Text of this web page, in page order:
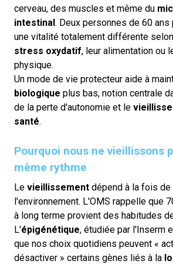
cerveau, des muscles et même du
intestinal. Deux personnes de 60
une vitalité totalement différente
stress oxydatif, leur alimentation ou
physique.
Un mode de vie protecteur aide à
biologique plus bas, notion centrale
de la perte d'autonomie et le
santé.
Pourquoi nous ne vieillissons
même rythme
Le vieillissement dépend à la fois
l'environnement. L'OMS rappelle que
à long terme provient des habitudes
L'épigénétique, étudiée par l'Inserm
que nos choix quotidiens peuvent «
désactiver » certains gènes liés à la